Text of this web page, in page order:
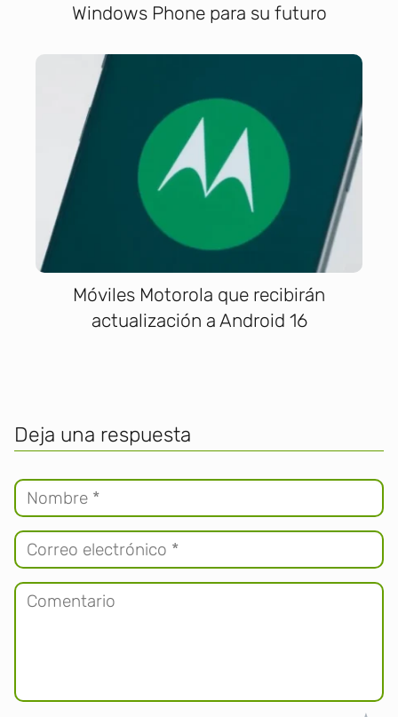
Windows Phone para su futuro
Móviles Motorola que recibirán
actualización a Android 16
Deja una respuesta